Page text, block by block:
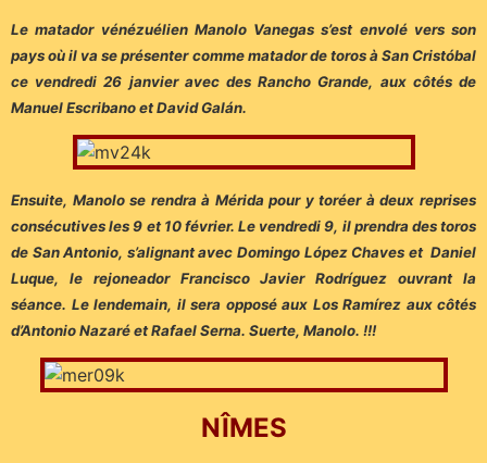
Le matador vénézuélien Manolo Vanegas s’est envolé vers son
pays où il va se présenter comme matador de toros à San Cristóbal
ce vendredi 26 janvier avec des Rancho Grande, aux côtés de
Manuel Escribano et David Galán.
Ensuite, Manolo se rendra à Mérida pour y toréer à deux reprises
consécutives les 9 et 10 février. Le vendredi 9, il prendra des toros
de San Antonio, s’alignant avec Domingo López Chaves et Daniel
Luque, le rejoneador Francisco Javier Rodríguez ouvrant la
séance. Le lendemain, il sera opposé aux Los Ramírez aux côtés
d’Antonio Nazaré et Rafael Serna. Suerte, Manolo. !!!
NÎMES